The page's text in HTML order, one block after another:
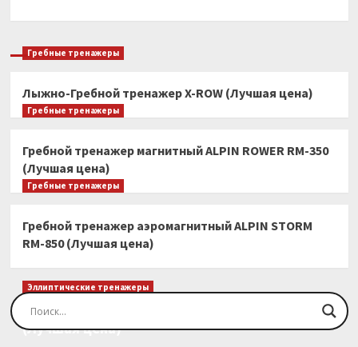
Гребные тренажеры
Лыжно-Гребной тренажер X-ROW (Лучшая цена)
Гребные тренажеры
Гребной тренажер магнитный ALPIN ROWER RM-350
(Лучшая цена)
Гребные тренажеры
Гребной тренажер аэромагнитный ALPIN STORM
RM-850 (Лучшая цена)
Эллиптические тренажеры
Эллиптический тренажер EVO FITNESS Orion
(Лучшая цена)